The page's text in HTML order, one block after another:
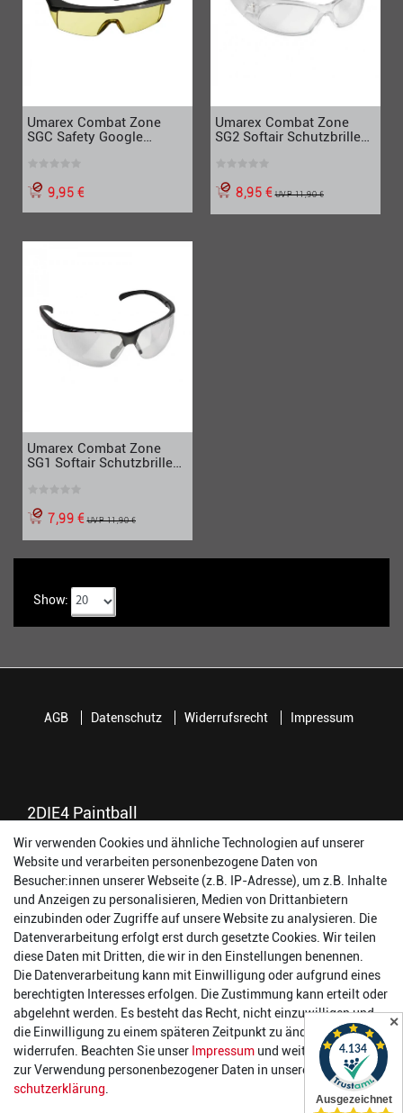
Umarex Combat Zone
SGC Safety Google
Glas
9,95 €
Umarex Combat Zone
SG2 Softair Schutzbrille
8,95 €UVP 11,90 €
Umarex Combat Zone
SG1 Softair Schutzbrille
7,99 €UVP 11,90 €
Show:
2DIE4 Paintball
56457 Westerburg
Reinhold-Ferger-Straße 26
order@2die4-sports.com
0 26 63/ 9 68 69 37
Öffnungszeiten
Montag:
14:00 - 17:00 Uhr
Dienstag:
14:00 - 17:00 Uhr
Mittwoch:
14:00 - 17:00 Uhr
Donnerstag:
14:00 - 17:00 Uhr
Freitag:
14:00 - 19:00 Uhr
Samstag:
10:00 - 17:00 Uhr
AGB Datenschutz Widerrufsrecht Impressum
Wir verwenden Cookies und ähnliche Technologien auf unserer
Website und verarbeiten personenbezogene Daten von
Besucher:innen unserer Webseite (z.B. IP-Adresse), um z.B. Inhalte
und Anzeigen zu personalisieren, Medien von Drittanbietern
einzubinden oder Zugriffe auf unsere Website zu analysieren. Die
Datenverarbeitung erfolgt erst durch gesetzte Cookies. Wir teilen
diese Daten mit Dritten, die wir in den Einstellungen benennen.
Die Datenverarbeitung kann mit Einwilligung oder aufgrund eines
berechtigten Interesses erfolgen. Die Zustimmung kann erteilt oder
abgelehnt werden. Es besteht das Recht, nicht einzuwilligen und
die Einwilligung zu einem späteren Zeitpunkt zu ändern oder zu
widerrufen. Beachten Sie unser Impressum und weitere Hinweise
zur Verwendung personenbezogener Daten in unserer
Daten­
schutz­erklärung
✕